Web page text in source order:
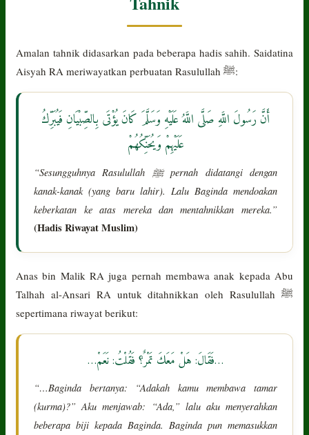
Amalan tahnik didasarkan pada beberapa hadis sahih. Saidatina
Aisyah RA meriwayatkan perbuatan Rasulullah ﷺ:
أَنَّ رَسُولَ اللَّهِ صَلَّى اللَّهُ عَلَيْهِ وَسَلَّمَ كَانَ يُؤْتَى بِالصِّبْيَانِ فَيُبَرِّكُ
عَلَيْهِمْ وَيُحَنِّكُهُمْ
“Sesungguhnya Rasulullah ﷺ pernah didatangi dengan
kanak-kanak (yang baru lahir). Lalu Baginda mendoakan
keberkatan ke atas mereka dan mentahnikkan mereka.”
(Hadis Riwayat Muslim)
Anas bin Malik RA juga pernah membawa anak kepada Abu
Talhah al-Ansari RA untuk ditahnikkan oleh Rasulullah ﷺ
sepertimana riwayat berikut:
…فَقَالَ: هَلْ مَعَكَ تَمْرٌ؟ فَقُلْتُ: نَعَمْ…
“…Baginda bertanya: “Adakah kamu membawa tamar
(kurma)?” Aku menjawab: “Ada,” lalu aku menyerahkan
beberapa biji kepada Baginda. Baginda pun memasukkan